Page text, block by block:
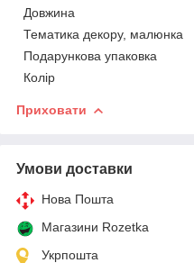
Довжина
Тематика декору, малюнка
Подарункова упаковка
Колір
Приховати
Умови доставки
Нова Пошта
Магазини Rozetka
Укрпошта